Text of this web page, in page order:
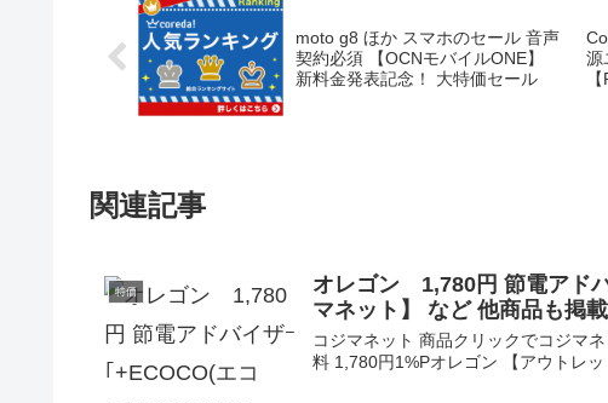
moto g8 ほか スマホのセール 音声
契約必須 【OCNモバイルONE】
新料金発表記念！ 大特価セール
源
関連記事
特価
オレゴン 1,780円 節電アド
マネット】 など 他商品も掲
コジマネット 商品クリックでコジマ
料 1,780円1%Pオレゴン 【アウトレ